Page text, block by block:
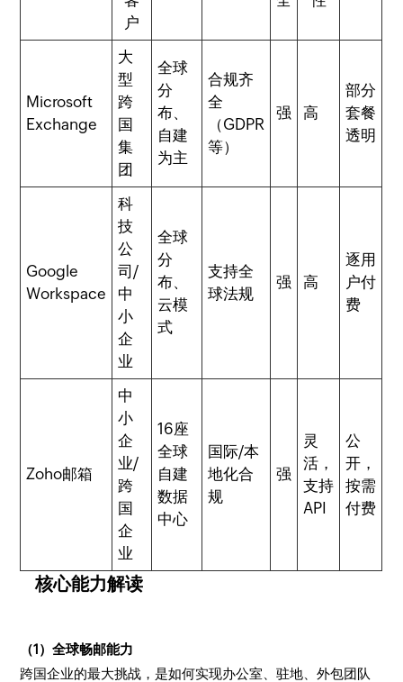
户
Microsoft
Exchange
大
型
跨
国
集
团
全球
分
布、
自建
为主
合规齐
全
（GDPR
等）
强 高
部分
套餐
透明
Google
Workspace
科
技
公
司/
中
小
企
业
全球
分
布、
云模
式
支持全
球法规
强 高
逐用
户付
费
Zoho邮箱
中
小
企
业/
跨
国
企
业
16座
全球
自建
数据
中心
国际/本
地化合
规
强
灵
活，
支持
API
公
开，
按需
付费
核心能力解读
（1）全球畅邮能力
跨国企业的最大挑战，是如何实现办公室、驻地、外包团队